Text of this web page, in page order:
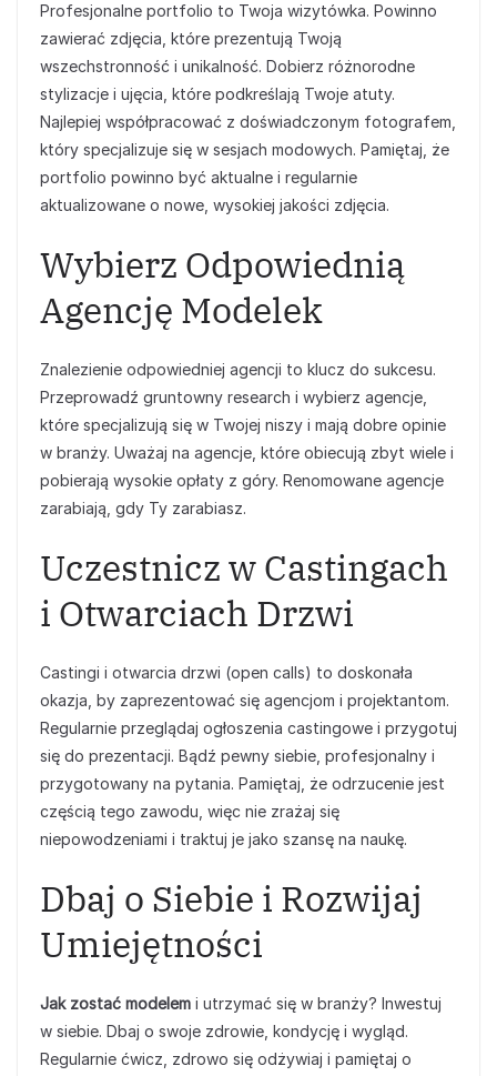
Profesjonalne portfolio to Twoja wizytówka. Powinno
zawierać zdjęcia, które prezentują Twoją
wszechstronność i unikalność. Dobierz różnorodne
stylizacje i ujęcia, które podkreślają Twoje atuty.
Najlepiej współpracować z doświadczonym fotografem,
który specjalizuje się w sesjach modowych. Pamiętaj, że
portfolio powinno być aktualne i regularnie
aktualizowane o nowe, wysokiej jakości zdjęcia.
Wybierz Odpowiednią
Agencję Modelek
Znalezienie odpowiedniej agencji to klucz do sukcesu.
Przeprowadź gruntowny research i wybierz agencje,
które specjalizują się w Twojej niszy i mają dobre opinie
w branży. Uważaj na agencje, które obiecują zbyt wiele i
pobierają wysokie opłaty z góry. Renomowane agencje
zarabiają, gdy Ty zarabiasz.
Uczestnicz w Castingach
i Otwarciach Drzwi
Castingi i otwarcia drzwi (open calls) to doskonała
okazja, by zaprezentować się agencjom i projektantom.
Regularnie przeglądaj ogłoszenia castingowe i przygotuj
się do prezentacji. Bądź pewny siebie, profesjonalny i
przygotowany na pytania. Pamiętaj, że odrzucenie jest
częścią tego zawodu, więc nie zrażaj się
niepowodzeniami i traktuj je jako szansę na naukę.
Dbaj o Siebie i Rozwijaj
Umiejętności
Jak zostać modelem i utrzymać się w branży? Inwestuj
w siebie. Dbaj o swoje zdrowie, kondycję i wygląd.
Regularnie ćwicz, zdrowo się odżywiaj i pamiętaj o